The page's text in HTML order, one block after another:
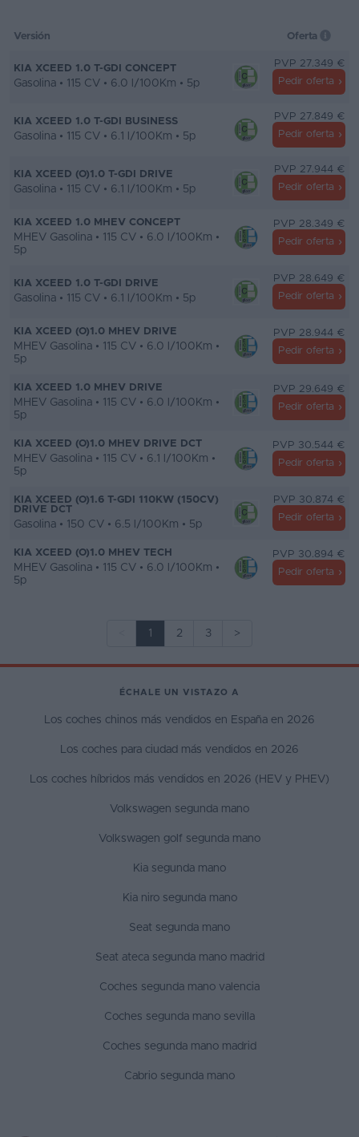
Versión Oferta
KIA XCEED 1.0 T-GDI CONCEPT
Gasolina • 115 CV • 6.0 l/100Km • 5p
PVP 27.349 €
Pedir oferta
KIA XCEED 1.0 T-GDI BUSINESS
Gasolina • 115 CV • 6.1 l/100Km • 5p
PVP 27.849 €
Pedir oferta
KIA XCEED (O)1.0 T-GDI DRIVE
Gasolina • 115 CV • 6.1 l/100Km • 5p
PVP 27.944 €
Pedir oferta
KIA XCEED 1.0 MHEV CONCEPT
MHEV Gasolina • 115 CV • 6.0 l/100Km •
5p
PVP 28.349 €
Pedir oferta
KIA XCEED 1.0 T-GDI DRIVE
Gasolina • 115 CV • 6.1 l/100Km • 5p
PVP 28.649 €
Pedir oferta
KIA XCEED (O)1.0 MHEV DRIVE
MHEV Gasolina • 115 CV • 6.0 l/100Km •
5p
PVP 28.944 €
Pedir oferta
KIA XCEED 1.0 MHEV DRIVE
MHEV Gasolina • 115 CV • 6.0 l/100Km •
5p
PVP 29.649 €
Pedir oferta
KIA XCEED (O)1.0 MHEV DRIVE DCT
MHEV Gasolina • 115 CV • 6.1 l/100Km •
5p
PVP 30.544 €
Pedir oferta
KIA XCEED (O)1.6 T-GDI 110KW (150CV)
DRIVE DCT
Gasolina • 150 CV • 6.5 l/100Km • 5p
PVP 30.874 €
Pedir oferta
KIA XCEED (O)1.0 MHEV TECH
MHEV Gasolina • 115 CV • 6.0 l/100Km •
5p
PVP 30.894 €
Pedir oferta
1 2 3 >
ÉCHALE UN VISTAZO A
Los coches chinos más vendidos en España en 2026
Los coches para ciudad más vendidos en 2026
Los coches híbridos más vendidos en 2026 (HEV y PHEV)
Volkswagen segunda mano
Volkswagen golf segunda mano
Kia segunda mano
Kia niro segunda mano
Seat segunda mano
Seat ateca segunda mano madrid
Coches segunda mano valencia
Coches segunda mano sevilla
Coches segunda mano madrid
Cabrio segunda mano